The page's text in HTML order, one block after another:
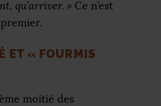
qu’arriver. » Ce n’est
ET « FOURMIS
moitié des